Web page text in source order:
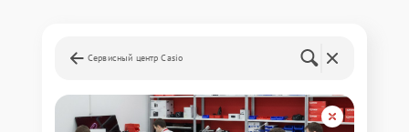
Сервисный центр Casio